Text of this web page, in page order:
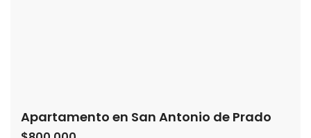
Apartamento en San Antonio de Prado